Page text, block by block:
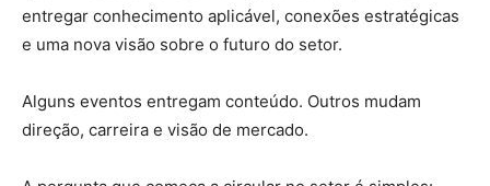
entregar conhecimento aplicável, conexões estratégicas
e uma nova visão sobre o futuro do setor.
Alguns eventos entregam conteúdo. Outros mudam
direção, carreira e visão de mercado.